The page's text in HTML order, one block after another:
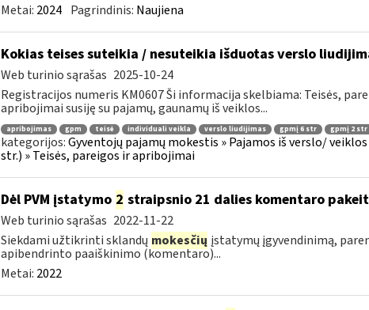
Metai: 2024 Pagrindinis: Naujiena
Kokias teises suteikia / nesuteikia išduotas verslo
Web turinio sąrašas 2025-10-24
Registracijos numeris KM0607 Ši informacija skelbiama: Teisės,
apribojimai susiję su pajamų, gaunamų iš veiklos...
apribojimas gpm teisė individuali veikla verslo liudijimas gpmį 6 str gpmį 2 str
kategorijos:Gyventojų pajamų mokestis » Pajamos iš verslo/
str.) » Teisės, pareigos ir apribojimai
Dėl PVM įstatymo 2 straipsnio 21 dalies komentaro
Web turinio sąrašas 2022-11-22
Siekdami užtikrinti sklandų mokesčių įstatymų įgyvendinimą,
apibendrinto paaiškinimo (komentaro)...
Metai: 2022